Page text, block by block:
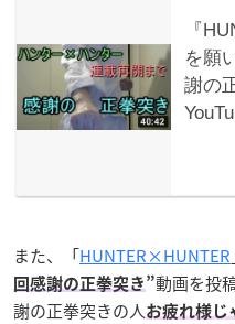
また、「HUNTER×HUNTER
回感謝の正拳突き ”動画を投
謝の正拳突きの人お疲れ様じ